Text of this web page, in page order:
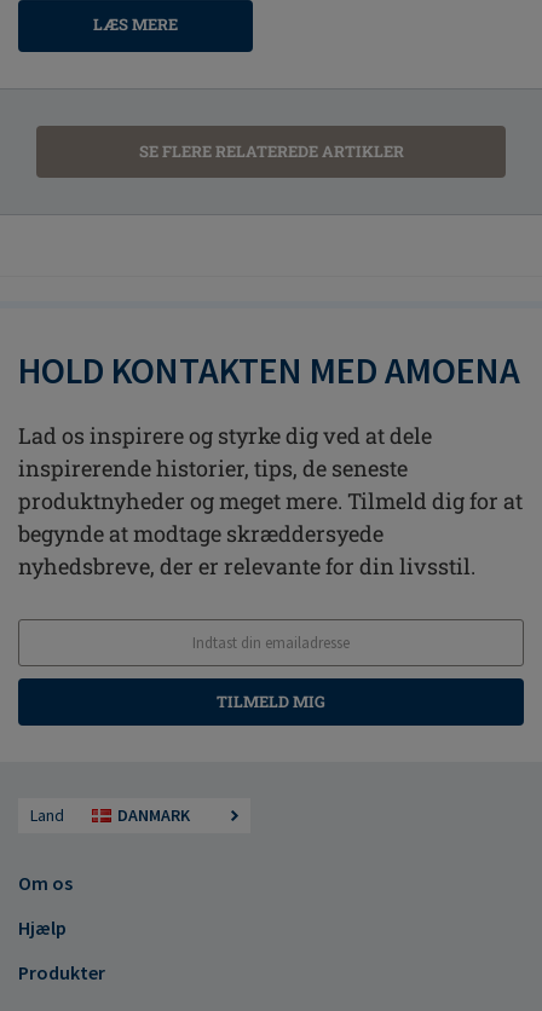
LÆS MERE
SE FLERE RELATEREDE ARTIKLER
HOLD KONTAKTEN MED AMOENA
Lad os inspirere og styrke dig ved at dele
inspirerende historier, tips, de seneste
produktnyheder og meget mere. Tilmeld dig for at
begynde at modtage skræddersyede
nyhedsbreve, der er relevante for din livsstil.
TILMELD MIG
Land DANMARK
Om os
Hjælp
Produkter